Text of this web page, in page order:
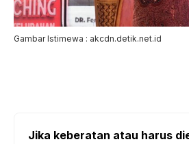
Gambar Istimewa : akcdn.detik.net.id
Jika keberatan atau harus